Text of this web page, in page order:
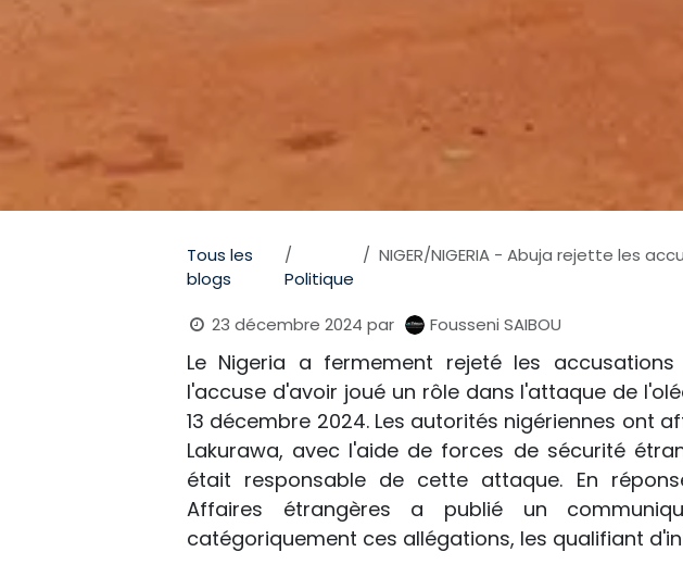
Tous les
blogs
Politique
NIGER/NIGERIA - Abuja rejette les accusations
23 décembre 2024 par Fousseni SAIBOU
Le Nigeria a fermement rejeté les
l'accuse d'avoir joué un rôle dans l'attaque de
13 décembre 2024. Les autorités nigériennes ont
Lakurawa, avec l'aide de forces de sécurité
était responsable de cette attaque. En
Affaires étrangères a publié un
catégoriquement ces allégations, les qualifiant